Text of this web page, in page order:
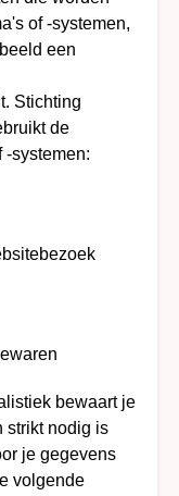
of -systemen,
een
Stichting
de
-systemen:
bewaart je
strikt nodig is
je gegevens
volgende